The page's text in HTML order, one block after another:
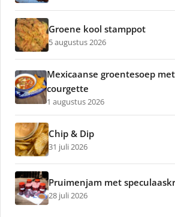
Groene kool stamppot
5 augustus 2026
Mexicaanse groentesoep
courgette
1 augustus 2026
Chip & Dip
31 juli 2026
Pruimenjam met
28 juli 2026